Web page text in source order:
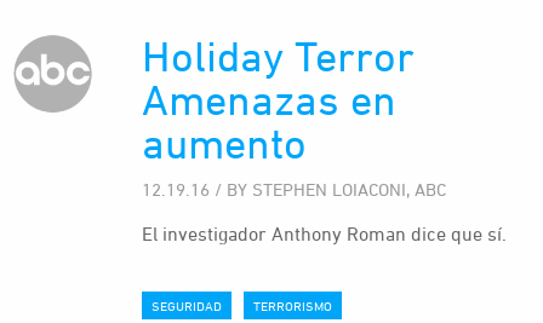
Holiday Terror
Amenazas en
aumento
12.19.16 / BY STEPHEN LOIACONI, ABC
El investigador Anthony Roman dice que sí.
SEGURIDAD TERRORISMO